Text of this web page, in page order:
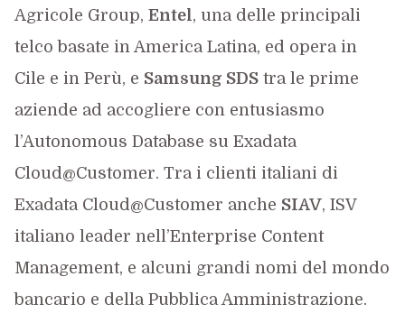
Agricole Group, Entel, una delle principali
telco basate in America Latina, ed opera in
Cile e in Perù, e Samsung SDStra le prime
aziende ad accogliere con entusiasmo
l’Autonomous Database su Exadata
Cloud@Customer. Tra i clienti italiani di
Exadata Cloud@Customer anche SIAV, ISV
italiano leader nell’Enterprise Content
Management, e alcuni grandi nomi del mondo
bancario e della Pubblica Amministrazione.